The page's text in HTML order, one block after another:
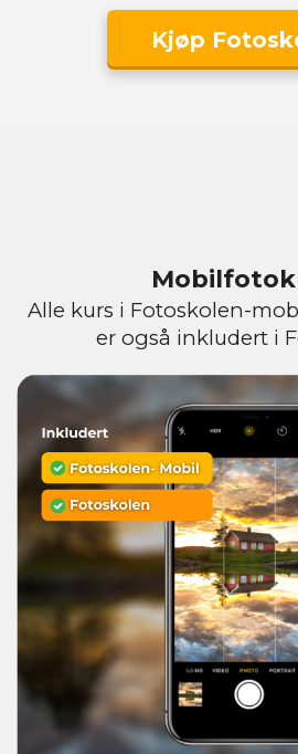
Kjøp
Alle kurs i Fotoskolen-
er også inkludert i